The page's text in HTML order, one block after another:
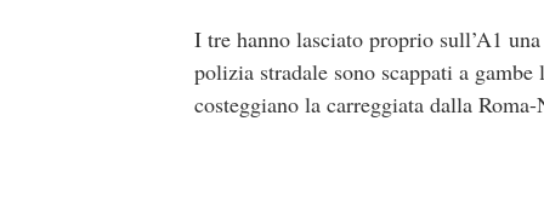
I tre hanno lasciato proprio sull’A1
polizia stradale sono scappati a
costeggiano la carreggiata dalla